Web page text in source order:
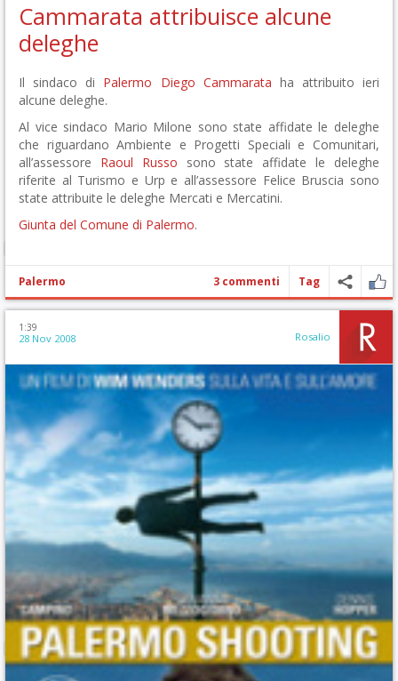
Cammarata attribuisce alcune
deleghe
Il sindaco di Palermo Diego Cammarata ha attribuito ieri
alcune deleghe.
Al vice sindaco Mario Milone sono state affidate le deleghe
che riguardano Ambiente e Progetti Speciali e Comunitari,
all’assessore Raoul Russo sono state affidate le deleghe
riferite al Turismo e Urp e all’assessore Felice Bruscia sono
state attribuite le deleghe Mercati e Mercatini.
Giunta del Comune di Palermo.
Palermo 3 commenti Tag
1:39
28 Nov 2008 Rosalio